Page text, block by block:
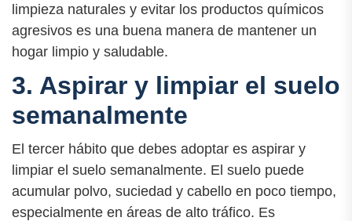
limpieza naturales y evitar los productos químicos
agresivos es una buena manera de mantener un
hogar limpio y saludable.
3. Aspirar y limpiar el suelo
semanalmente
El tercer hábito que debes adoptar es aspirar y
limpiar el suelo semanalmente. El suelo puede
acumular polvo, suciedad y cabello en poco tiempo,
especialmente en áreas de alto tráfico. Es